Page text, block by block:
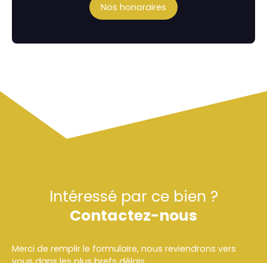
Nos honoraires
Intéressé par ce bien ?
Contactez-nous
Merci de remplir le formulaire, nous reviendrons vers